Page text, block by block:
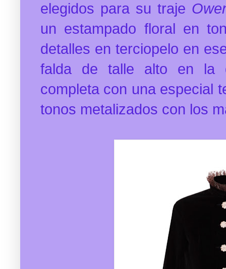
elegidos para su traje
un estampado floral en
detalles en terciopelo en
falda de talle alto en la
completa con una especial
tonos metalizados con los